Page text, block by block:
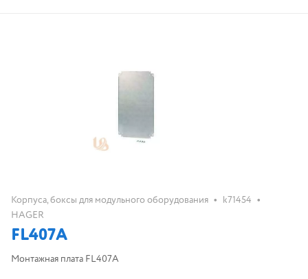
Корпуса, боксы для модульного оборудования • k71454 •
HAGER
FL407A
Монтажная плата FL407A